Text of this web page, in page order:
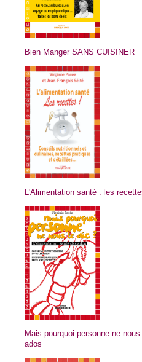
Bien Manger SANS CUISINER
L'Alimentation santé : les
Mais pourquoi personne ne
ados